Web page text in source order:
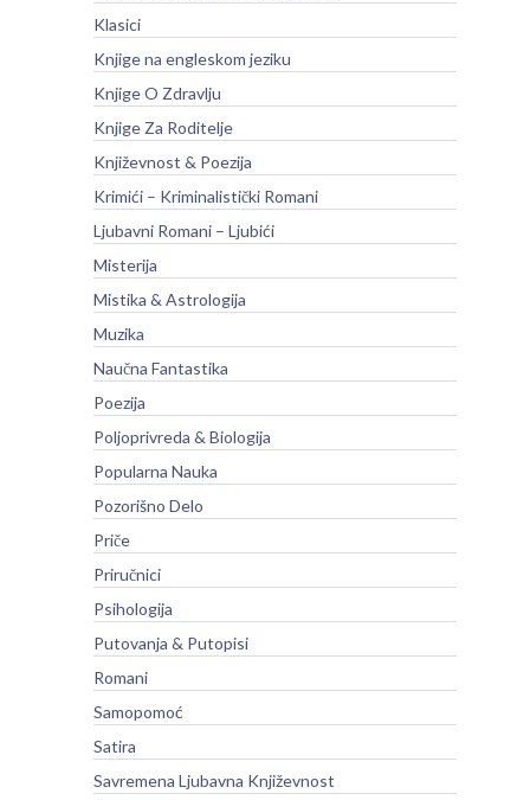
Klasici
Knjige na engleskom jeziku
Knjige O Zdravlju
Knjige Za Roditelje
Književnost & Poezija
Krimići – Kriminalistički Romani
Ljubavni Romani – Ljubići
Misterija
Mistika & Astrologija
Muzika
Naučna Fantastika
Poezija
Poljoprivreda & Biologija
Popularna Nauka
Pozorišno Delo
Priče
Priručnici
Psihologija
Putovanja & Putopisi
Romani
Samopomoć
Satira
Savremena Ljubavna Književnost